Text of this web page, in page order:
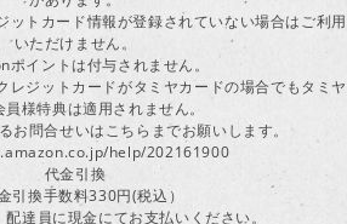
トカード情報が登録されていない場合はご利用
いただけません。
ポイントは付与されません。
ジットカードがタミヤカードの場合でもタミヤ
員様特典は適用されません。
お問合せいはこちらまでお願いします。
help/202161900
代金引換
引換手数料330円(税込）
配達員に現金にてお支払いください。